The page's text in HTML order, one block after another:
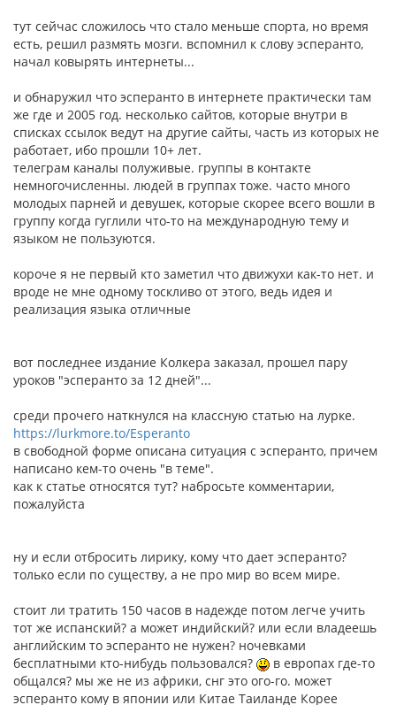
тут сейчас сложилось что стало меньше спорта, но время
есть, решил размять мозги. вспомнил к слову эсперанто,
начал ковырять интернеты...
и обнаружил что эсперанто в интернете практически там
же где и 2005 год. несколько сайтов, которые внутри в
списках ссылок ведут на другие сайты, часть из которых не
работает, ибо прошли 10+ лет.
телеграм каналы полуживые. группы в контакте
немногочисленны. людей в группах тоже. часто много
молодых парней и девушек, которые скорее всего вошли в
группу когда гуглили что-то на международную тему и
языком не пользуются.
короче я не первый кто заметил что движухи как-то нет. и
вроде не мне одному тоскливо от этого, ведь идея и
реализация языка отличные
вот последнее издание Колкера заказал, прошел пару
уроков "эсперанто за 12 дней"...
среди прочего наткнулся на классную статью на лурке.
https://lurkmore.to/Esperanto
в свободной форме описана ситуация с эсперанто, причем
написано кем-то очень "в теме".
как к статье относятся тут? набросьте комментарии,
пожалуйста
ну и если отбросить лирику, кому что дает эсперанто?
только если по существу, а не про мир во всем мире.
стоит ли тратить 150 часов в надежде потом легче учить
тот же испанский? а может индийский? или если владеешь
английским то эсперанто не нужен? ночевками
бесплатными кто-нибудь пользовался?
в европах где-то
общался? мы же не из африки, снг это ого-го. может
эсперанто кому в японии или Китае Таиланде Корее